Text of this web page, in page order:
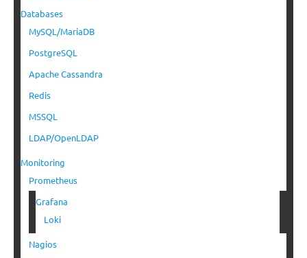
Databases
MySQL/MariaDB
PostgreSQL
Apache Cassandra
Redis
MSSQL
LDAP/OpenLDAP
Monitoring
Prometheus
Grafana
Loki
Nagios